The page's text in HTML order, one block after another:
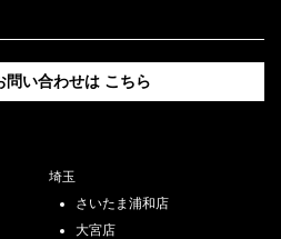
問い合わせは こちら
埼玉
さいたま浦和店
大宮店